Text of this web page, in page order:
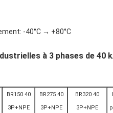
-40°C → +80°C
à 3 phases de 40
BR150 40
3P+NPE
BR275 40
3P+NPE
BR320 40
3P+NPE